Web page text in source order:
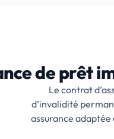
de prêt
Le contrat
d’invalidité
assurance